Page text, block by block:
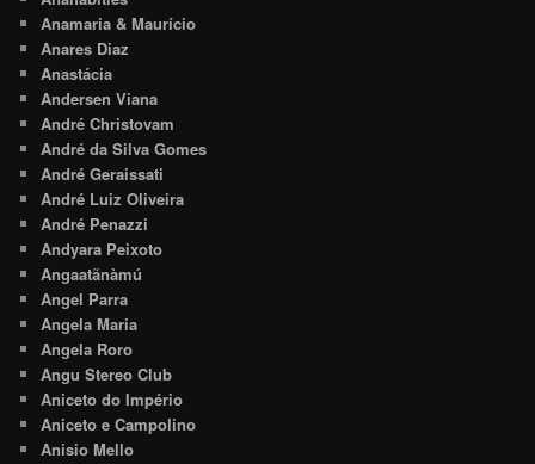
Anamaria & Maurício
Anares Diaz
Anastácia
Andersen Viana
André Christovam
André da Silva Gomes
André Geraissati
André Luiz Oliveira
André Penazzi
Andyara Peixoto
Angaatãnàmú
Angel Parra
Angela Maria
Angela Roro
Angu Stereo Club
Aniceto do Império
Aniceto e Campolino
Anisio Mello